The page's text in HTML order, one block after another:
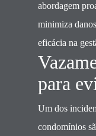
abordagem
minimiza
eficácia na
para
Um dos
condomínios